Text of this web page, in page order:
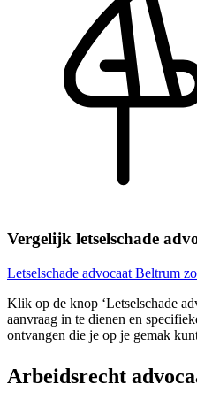
Vergelijk letselschade
Letselschade advocaat Beltrum
Klik op de knop ‘Letselschade
aanvraag in te dienen en
ontvangen die je op je gemak
Arbeidsrecht